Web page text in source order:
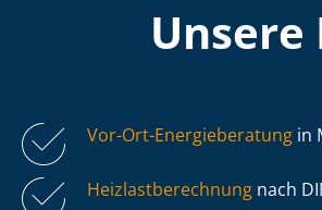
Vor-Ort-Energieberatung in
Heiz­last­be­rech­nung nach